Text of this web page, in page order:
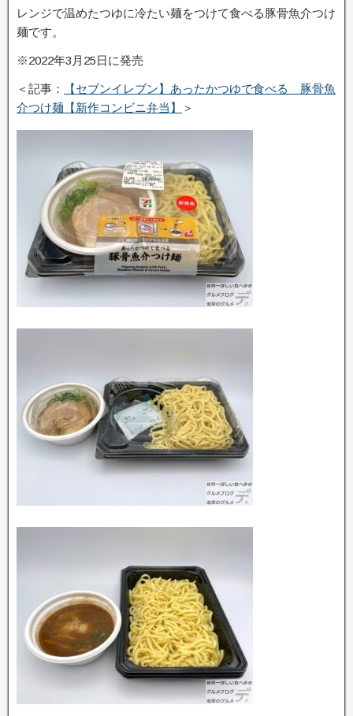
レンジで温めたつゆに冷たい麺をつけて食べる豚骨魚介つけ
麺です。
※2022年3月25日に発売
＜記事：
【セブンイレブン】あったかつゆで食べる 豚骨魚
介つけ麺【新作コンビニ弁当】
＞